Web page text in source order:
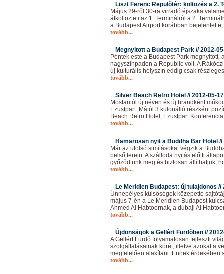
Liszt Ferenc Repülőtér: költözés a 2.
Május 29-ről 30-ra virradó éjszaka
átköltözteti az 1. Terminálról a 2.
a Budapest Airport korábban
tovább...
Megnyitott a Budapest Park //2012-
Péntek este a Budapest Park megnyitott,
nagyszínpadon a Republic volt. A
új kulturális helyszín eddig csak
tovább...
Silver Beach Retro Hotel //2012-05-17
Mostantól új néven és új brandként
Ezüstpart. Mától 3 különálló részként
Beach Retro Hotel, Ezüstpart
tovább...
Hamarosan nyit a Buddha Bar Hotel //
Már az utolsó simításokat végzik a
belső terein. A szálloda nyitás előtti
győződtünk meg és biztosan állíthatjuk,
tovább...
Le Meridien Budapest: új tulajdonos //
Ünnepélyes külsőségek közepette
május 7-én a Le Meridien Budapest
Ahmed Al Habtoornak, a dubaji Al
tovább...
Újdonságok a Gellért Fürdőben //
A Gellért Fürdő folyamatosan fejleszti
szolgáltatásainak körét, illetve azokat a
megfelelően alakítani. Ennek érdekében
tovább...